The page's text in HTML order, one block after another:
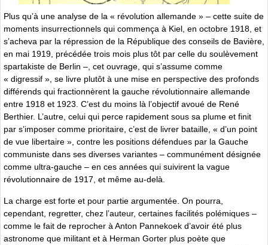
Plus qu’à une analyse de la « révolution allemande » – cette suite de
moments insurrectionnels qui commença à Kiel, en octobre 1918, et
s’acheva par la répression de la République des conseils de Bavière,
en mai 1919, précédée trois mois plus tôt par celle du soulèvement
spartakiste de Berlin –, cet ouvrage, qui s’assume comme
« digressif », se livre plutôt à une mise en perspective des profonds
différends qui fractionnèrent la gauche révolutionnaire allemande
entre 1918 et 1923. C’est du moins là l’objectif avoué de René
Berthier. L’autre, celui qui perce rapidement sous sa plume et finit
par s’imposer comme prioritaire, c’est de livrer bataille, « d’un point
de vue libertaire », contre les positions défendues par la Gauche
communiste dans ses diverses variantes – communément désignée
comme ultra-gauche – en ces années qui suivirent la vague
révolutionnaire de 1917, et même au-delà.
La charge est forte et pour partie argumentée. On pourra,
cependant, regretter, chez l’auteur, certaines facilités polémiques –
comme le fait de reprocher à Anton Pannekoek d’avoir été plus
astronome que militant et à Herman Gorter plus poète que